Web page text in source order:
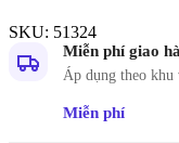
SKU: 51324
Miễn phí giao
Áp dụng theo
Miễn phí